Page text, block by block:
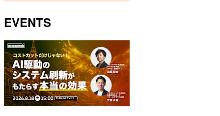
EVENTS